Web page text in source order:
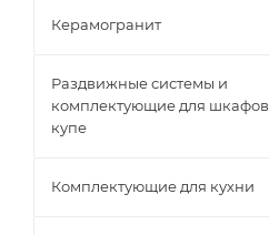
Керамогранит
Раздвижные системы и
комплектующие для шкафов
купе
Комплектующие для кухни